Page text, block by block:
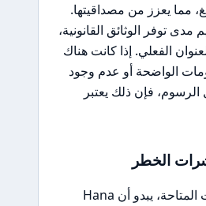
مما يعزز من مصداقيتها.
توفر الوثائق القانونية،
الفعلي. إذا كانت هناك
الواضحة أو عدم وجود
فإن ذلك يعتبر
الخطر
بناءً على المعلومات المتاحة، يبدو أن Hana